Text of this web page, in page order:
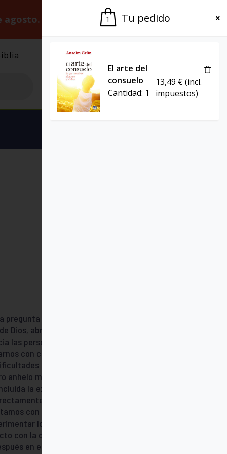
agosto. Gracias por la paciencia.
responde Anselm Grün con una
Dios, abre tus sentidos», es decir, afina
las personas, la naturaleza y tu propia
con creer en Dios, sino a buscar aquí
para creer, o nos encontramos
más profundo, porque «el deseo
la experiencia de Dios, pasa por los
a Dios. La manera en que
con los sentidos depende de
lo que hay detrás de lo que nos
con la creación y las vivencias que
en el misterio de Dios». ANSELM
1 Tu pedido
El arte del
consuelo
Cantidad: 1
13,49 €(incl.
impuestos)